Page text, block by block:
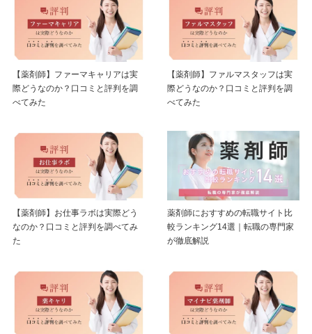
【薬剤師】ファーマキャリアは実
際どうなのか？口コミと評判を調
べてみた
【薬剤師】ファルマスタッフは実
際どうなのか？口コミと評判を調
べてみた
【薬剤師】お仕事ラボは実際どう
なのか？口コミと評判を調べてみ
た
薬剤師におすすめの転職サイト比
較ランキング14選｜転職の専門家
が徹底解説